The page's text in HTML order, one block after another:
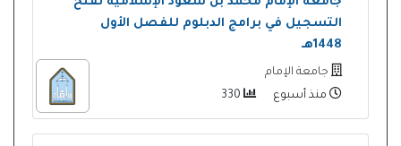
التسجيل في برامج الدبلوم للفصل الأول
1448هـ
جامعة الإمام
منذ أسبوع